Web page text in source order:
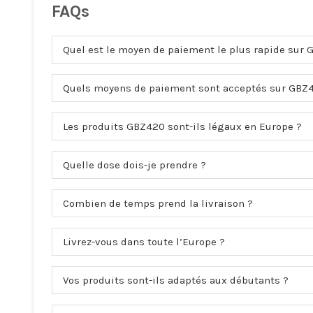
FAQs
Quel est le moyen de paiement le plus rapide sur
Quels moyens de paiement sont acceptés sur
Les produits GBZ420 sont-ils légaux en Europe ?
Quelle dose dois-je prendre ?
Combien de temps prend la livraison ?
Livrez-vous dans toute l’Europe ?
Vos produits sont-ils adaptés aux débutants ?